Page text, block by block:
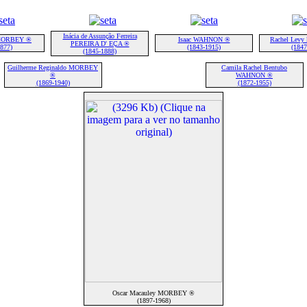
®
Inácia de Assunção Ferreira
PEREIRA D' EÇA ®
(1845-1888)
Isaac WAHNON ®
(1843-1915)
Rachel
Guilherme Reginaldo MORBEY
®
(1869-1940)
Camila Rachel Bentubo
WAHNON ®
(1872-1955)
Oscar Macauley MORBEY ®
(1897-1968)